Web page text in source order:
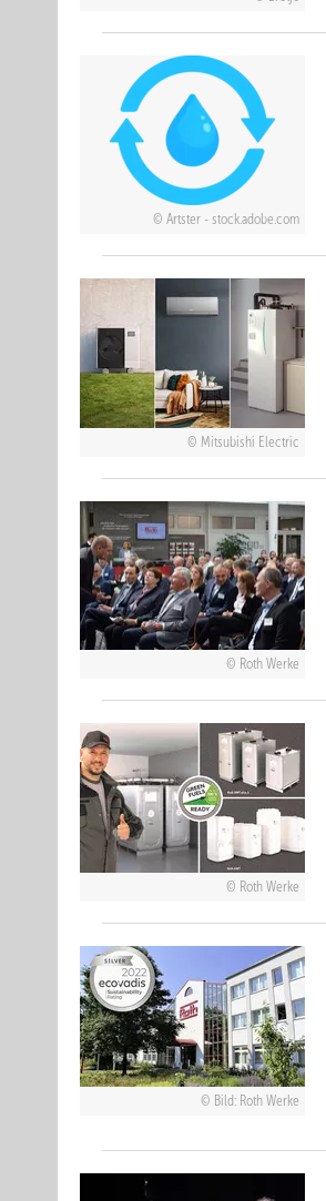
Artster - stock.adobe.com
Mitsubishi Electric
Roth Werke
Roth Werke
Bild: Roth Werke